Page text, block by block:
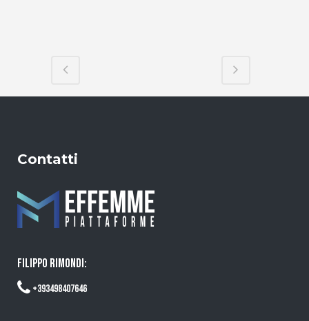
Contatti
FILIPPO RIMONDI:
+393498407646